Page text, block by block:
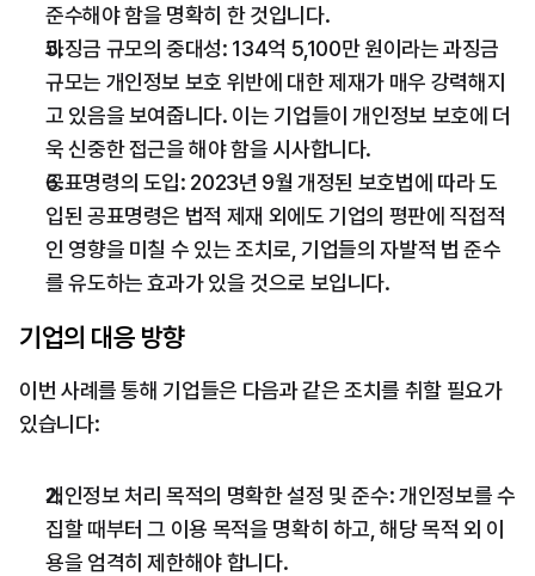
준수해야 함을 명확히 한 것입니다.
과징금 규모의 중대성: 134억 5,100만 원이라는 과징금
규모는 개인정보 보호 위반에 대한 제재가 매우 강력해지
고 있음을 보여줍니다. 이는 기업들이 개인정보 보호에 더
욱 신중한 접근을 해야 함을 시사합니다.
공표명령의 도입: 2023년 9월 개정된 보호법에 따라 도
입된 공표명령은 법적 제재 외에도 기업의 평판에 직접적
인 영향을 미칠 수 있는 조치로, 기업들의 자발적 법 준수
를 유도하는 효과가 있을 것으로 보입니다.
기업의 대응 방향
이번 사례를 통해 기업들은 다음과 같은 조치를 취할 필요가
있습니다:
개인정보 처리 목적의 명확한 설정 및 준수: 개인정보를 수
집할 때부터 그 이용 목적을 명확히 하고, 해당 목적 외 이
용을 엄격히 제한해야 합니다.